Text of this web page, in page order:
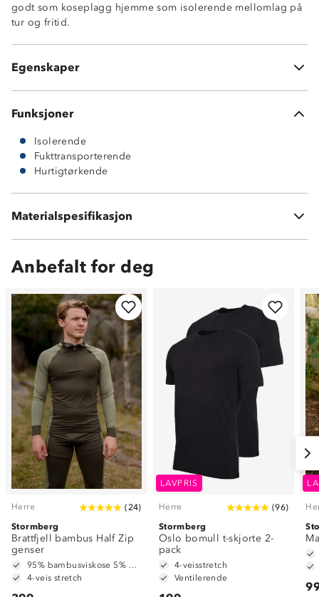
godt som koseplagg hjemme som isolerende mellomlag på
tur og fritid.
Egenskaper
Isolerende
Hurtigtørkende
Antinuppebehandlet
Funksjoner
Isolerende
Fukttransporterende
Hurtigtørkende
Materialspesifikasjon
100 % polyester
Anbefalt for deg
Herre ( 24)
Stormberg
Brattfjell bambus Half Zip
genser
4-veis stretch
LAVPRIS
Herre (96)
Stormberg
Oslo bomull t-skjorte 2-
pack
4-veisstretch
Ventilerende